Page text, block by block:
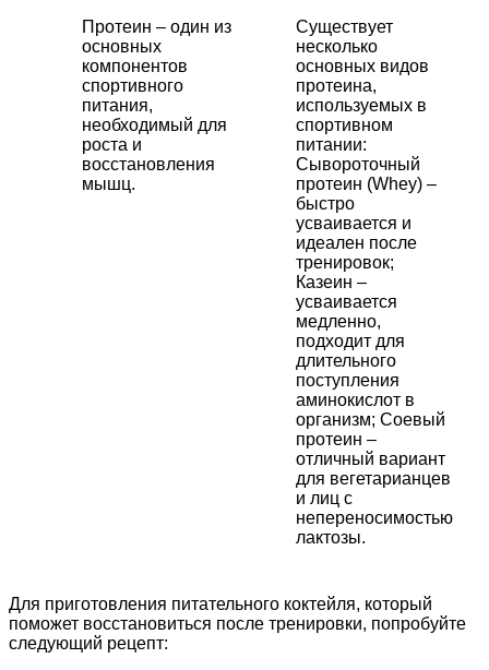
Протеин – один из
основных
компонентов
спортивного
питания,
необходимый для
роста и
восстановления
мышц.
Существует
несколько
основных видов
протеина,
используемых в
спортивном
питании:
Сывороточный
протеин (Whey) –
быстро
усваивается и
идеален после
тренировок;
Казеин –
усваивается
медленно,
подходит для
длительного
поступления
аминокислот в
организм; Соевый
протеин –
отличный вариант
для вегетарианцев
и лиц с
непереносимостью
лактозы.
Для приготовления питательного коктейля, который
поможет восстановиться после тренировки, попробуйте
следующий рецепт: